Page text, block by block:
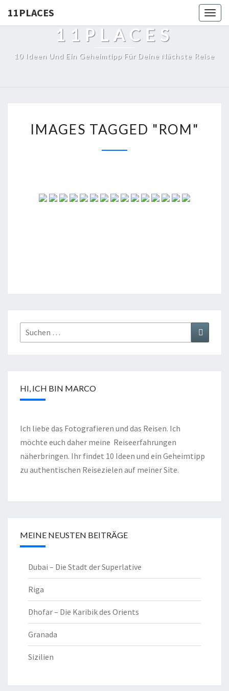
11PLACES
11PLACES
10 Ideen Und Ein Geheimtipp Für Deine Nächste Reise
IMAGES TAGGED "ROM"
HI, ICH BIN MARCO
Ich liebe das Fotografieren und das Reisen. Ich
möchte euch daher meine Reiseerfahrungen
näherbringen. Ihr findet 10 Ideen und ein Geheimtipp
zu authentischen Reisezielen auf meiner Site.
MEINE NEUSTEN BEITRÄGE
Dubai – Die Stadt der Superlative
Riga
Dhofar – Die Karibik des Orients
Granada
Sizilien